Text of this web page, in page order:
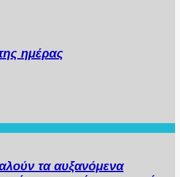
ημέρας
τα αυξανόμενα